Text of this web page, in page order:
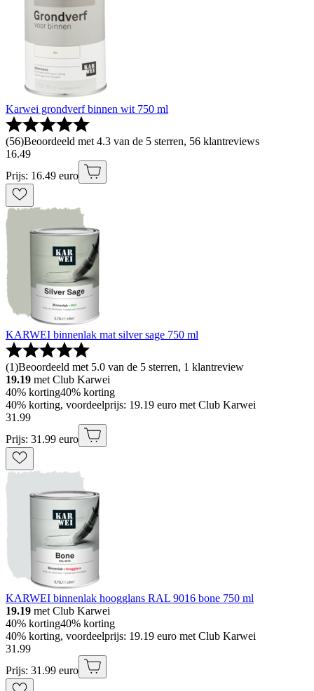
Karwei grondverf binnen wit 750 ml
(56)Beoordeeld met 4.3 van de 5 sterren, 56 klantreviews
16.49
Prijs: 16.49 euro
KARWEI binnenlak mat silver sage 750 ml
(1)Beoordeeld met 5.0 van de 5 sterren, 1 klantreview
19.19 met Club Karwei
40% korting40% korting
40% korting, voordeelprijs: 19.19 euro met Club Karwei
31 .99
Prijs: 31.99 euro
KARWEI binnenlak hoogglans RAL 9016 bone 750 ml
19.19 met Club Karwei
40% korting40% korting
40% korting, voordeelprijs: 19.19 euro met Club Karwei
31 .99
Prijs: 31.99 euro